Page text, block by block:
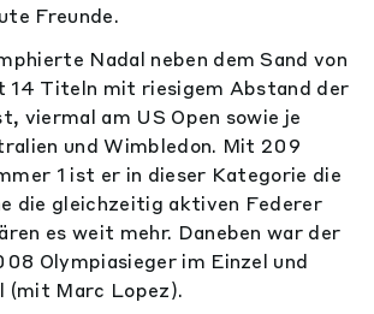
Freunde.
Nadal neben dem Sand von
14 Titeln mit riesigem Abstand der
viermal am US Open sowie je
und Wimbledon. Mit 209
1 ist er in dieser Kategorie die
die gleichzeitig aktiven Federer
es weit mehr. Daneben war der
Olympiasieger im Einzel und
(mit Marc Lopez).